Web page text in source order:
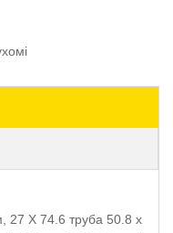
27 X 74.6 труба 50.8 x